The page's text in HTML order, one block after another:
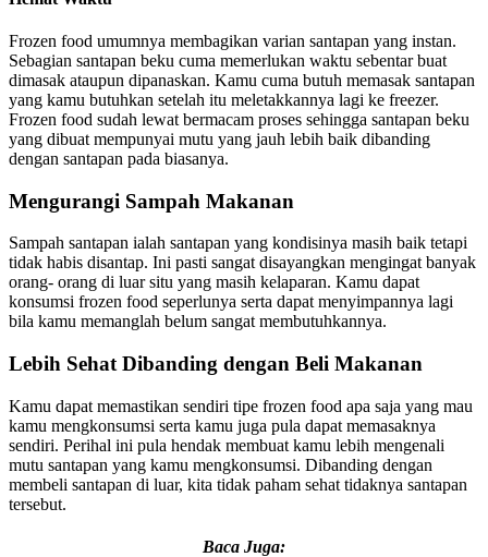
Frozen food umumnya membagikan varian santapan yang instan.
Sebagian santapan beku cuma memerlukan waktu sebentar buat
dimasak ataupun dipanaskan. Kamu cuma butuh memasak santapan
yang kamu butuhkan setelah itu meletakkannya lagi ke freezer.
Frozen food sudah lewat bermacam proses sehingga santapan beku
yang dibuat mempunyai mutu yang jauh lebih baik dibanding
dengan santapan pada biasanya.
Mengurangi Sampah Makanan
Sampah santapan ialah santapan yang kondisinya masih baik tetapi
tidak habis disantap. Ini pasti sangat disayangkan mengingat banyak
orang- orang di luar situ yang masih kelaparan. Kamu dapat
konsumsi frozen food seperlunya serta dapat menyimpannya lagi
bila kamu memanglah belum sangat membutuhkannya.
Lebih Sehat Dibanding dengan Beli Makanan
Kamu dapat memastikan sendiri tipe frozen food apa saja yang mau
kamu mengkonsumsi serta kamu juga pula dapat memasaknya
sendiri. Perihal ini pula hendak membuat kamu lebih mengenali
mutu santapan yang kamu mengkonsumsi. Dibanding dengan
membeli santapan di luar, kita tidak paham sehat tidaknya santapan
tersebut.
Baca Juga: